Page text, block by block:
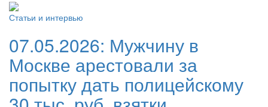
Статьи и интервью
07.05.2026: Мужчину в
Москве арестовали за
попытку дать полицейскому